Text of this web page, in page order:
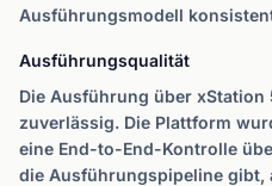
Ausführungsmodell
Ausführungsqualität
Die Ausführung über
zuverlässig. Die Plattform
eine End-to-End-Kontrolle
die Ausführungspipeline gibt,